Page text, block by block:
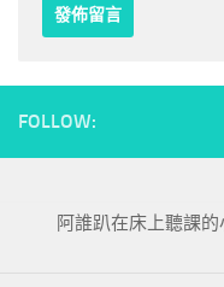
FOLLOW:
阿誰趴在床上聽課